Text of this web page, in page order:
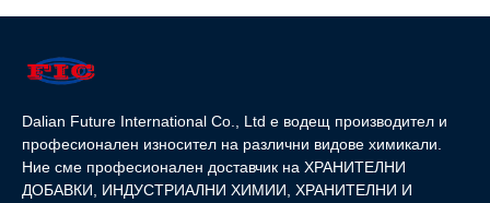
Dalian Future International Co., Ltd е водещ производител и
професионален износител на различни видове химикали.
Ние сме професионален доставчик на ХРАНИТЕЛНИ
ДОБАВКИ, ИНДУСТРИАЛНИ ХИМИИ, ХРАНИТЕЛНИ И